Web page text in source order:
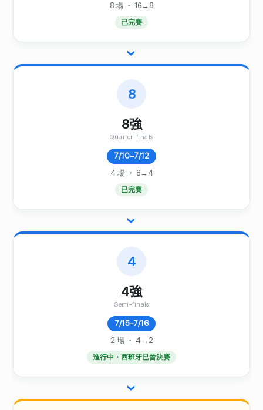
8 場 ・ 16→8
已完賽
›
8
8強
Quarter-finals
7/10–7/12
4 場 ・ 8→4
已完賽
›
4
4強
Semi-finals
7/15–7/16
2 場 ・ 4→2
進行中・西班牙已晉決賽
›